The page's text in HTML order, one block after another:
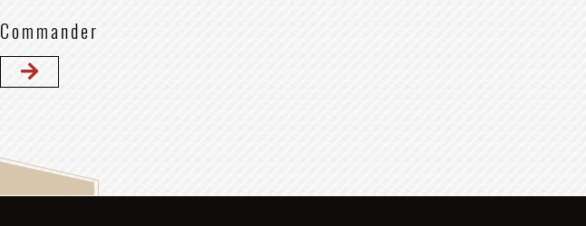
Commander